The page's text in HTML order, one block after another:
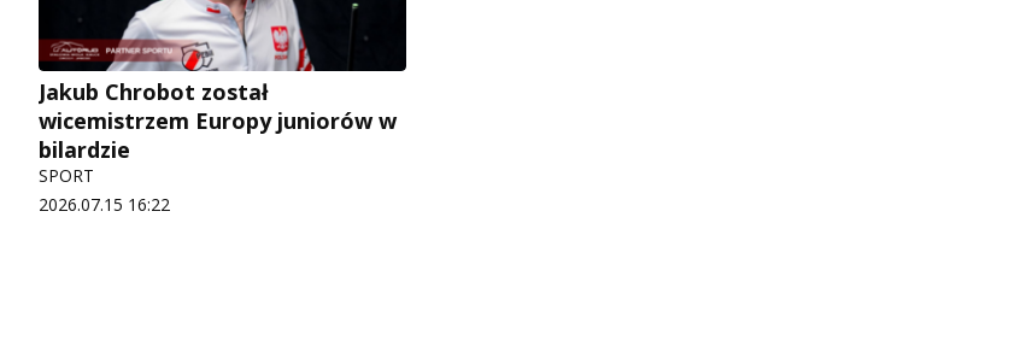
Jakub Chrobot został
wicemistrzem Europy juniorów w
bilardzie
SPORT
2026.07.15 16:22